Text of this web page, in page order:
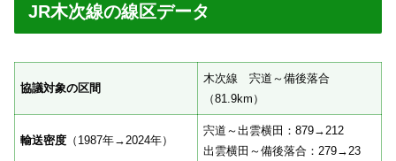
JR木次線の線区データ
協議対象の区間
木次線 宍道～備後落合
（81.9km）
輸送密度 （1987年→2024年）
宍道～出雲横田：879→212
出雲横田～備後落合：279→23